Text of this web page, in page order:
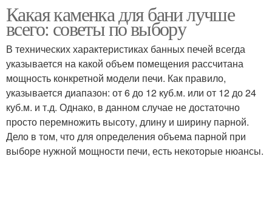
Печи для бани Чугунные каменки
Стальные каменки Каменные каменки
Нагрев для бани Каменки в банной печи
Какая каменка для бани лучше
всего: советы по выбору
В технических характеристиках банных печей всегда
указывается на какой объем помещения рассчитана
мощность конкретной модели печи. Как правило,
указывается диапазон: от 6 до 12 куб.м. или от 12 до 24
куб.м. и т.д. Однако, в данном случае не достаточно
просто перемножить высоту, длину и ширину парной.
Дело в том, что для определения объема парной при
выборе нужной мощности печи, есть некоторые нюансы.